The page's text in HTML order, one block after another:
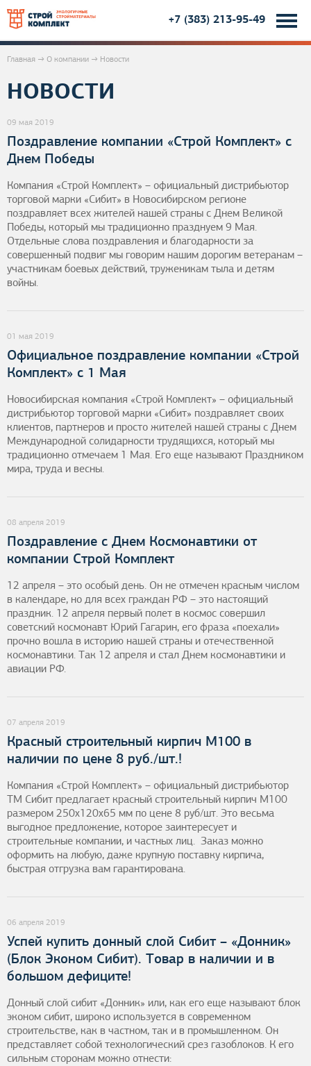
+7 (383) 213-95-49
В
ы
з
д
е
с
ь
Главная → О компании → Новости
НОВОСТИ
09 мая 2019
Поздравление компании «Строй Комплект» с
Днем Победы
Компания «Строй Комплект» – официальный дистрибьютор
торговой марки «Сибит» в Новосибирском регионе
поздравляет всех жителей нашей страны с Днем Великой
Победы, который мы традиционно празднуем 9 Мая.
Отдельные слова поздравления и благодарности за
совершенный подвиг мы говорим нашим дорогим ветеранам –
участникам боевых действий, труженикам тыла и детям
войны.
01 мая 2019
Официальное поздравление компании «Строй
Комплект» с 1 Мая
Новосибирская компания «Строй Комплект» – официальный
дистрибьютор торговой марки «Сибит» поздравляет своих
клиентов, партнеров и просто жителей нашей страны с Днем
Международной солидарности трудящихся, который мы
традиционно отмечаем 1 Мая. Его еще называют Праздником
мира, труда и весны.
08 апреля 2019
Поздравление с Днем Космонавтики от
компании Строй Комплект
12 апреля – это особый день. Он не отмечен красным числом
в календаре, но для всех граждан РФ – это настоящий
праздник. 12 апреля первый полет в космос совершил
советский космонавт Юрий Гагарин, его фраза «поехали»
прочно вошла в историю нашей страны и отечественной
космонавтики. Так 12 апреля и стал Днем космонавтики и
авиации РФ.
07 апреля 2019
Красный строительный кирпич М100 в
наличии по цене 8 руб./шт.!
Компания «Строй Комплект» – официальный дистрибьютор
ТМ Сибит предлагает красный строительный кирпич М100
размером 250х120х65 мм по цене 8 руб/шт. Это весьма
выгодное предложение, которое заинтересует и
строительные компании, и частных лиц. Заказ можно
оформить на любую, даже крупную поставку кирпича,
быстрая отгрузка вам гарантирована.
06 апреля 2019
Успей купить донный слой Сибит – «Донник»
(Блок Эконом Сибит). Товар в наличии и в
большом дефиците!
Донный слой сибит «Донник» или, как его еще называют блок
эконом сибит, широко используется в современном
строительстве, как в частном, так и в промышленном. Он
представляет собой технологический срез газоблоков. К его
сильным сторонам можно отнести: